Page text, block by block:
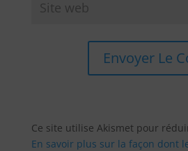
Ce site utilise Akismet pour
En savoir plus sur la façon dont